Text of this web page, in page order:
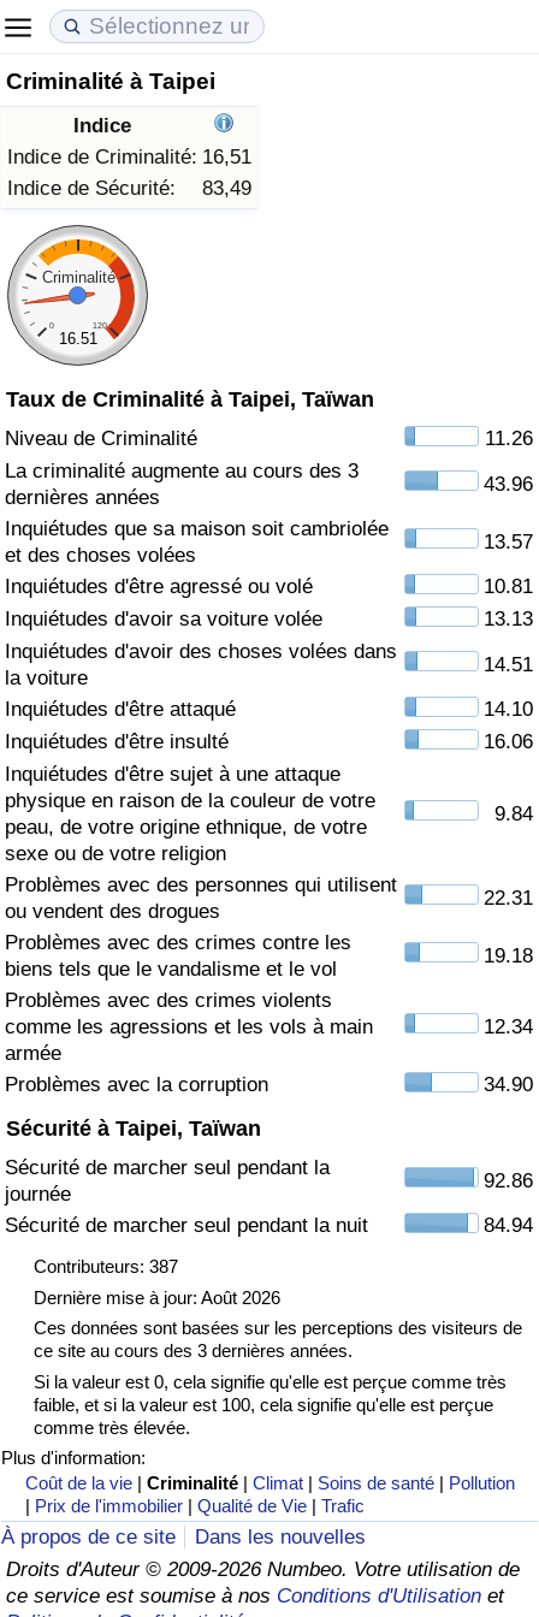
Criminalité à Taipei
Indice
Indice de Criminalité: 16,51
Indice de Sécurité:
83,49
Criminalité
0 120
16.51
Taux de Criminalité à Taipei, Taïwan
Niveau de Criminalité
11.26
La criminalité augmente au cours des 3
dernières années
43.96
Inquiétudes que sa maison soit cambriolée
et des choses volées
13.57
Inquiétudes d'être agressé ou volé
10.81
Inquiétudes d'avoir sa voiture volée
13.13
Inquiétudes d'avoir des choses volées dans
la voiture
14.51
Inquiétudes d'être attaqué
14.10
Inquiétudes d'être insulté
16.06
Inquiétudes d'être sujet à une attaque
physique en raison de la couleur de votre
peau, de votre origine ethnique, de votre
sexe ou de votre religion
9.84
Problèmes avec des personnes qui utilisent
ou vendent des drogues
22.31
Problèmes avec des crimes contre les
biens tels que le vandalisme et le vol
19.18
Problèmes avec des crimes violents
comme les agressions et les vols à main
armée
12.34
Problèmes avec la corruption 34.90
Sécurité à Taipei, Taïwan
Sécurité de marcher seul pendant la
journée
92.86
Sécurité de marcher seul pendant la nuit
84.94
Contributeurs: 387
Dernière mise à jour: Août 2026
Ces données sont basées sur les perceptions des visiteurs de
ce site au cours des 3 dernières années.
Si la valeur est 0, cela signifie qu'elle est perçue comme très
faible, et si la valeur est 100, cela signifie qu'elle est perçue
comme très élevée.
Plus d'information:
Coût de la vie |Criminalité |Climat | Soins de santé | Pollution
| Prix de l'immobilier |Qualité de Vie |Trafic
À propos de ce site
Dans les nouvelles
Droits d'Auteur © 2009-2026 Numbeo. Votre utilisation de
ce service est soumise à nos Conditions d'Utilisation et
Coût de la vie
Indice du Coût de la Vie (Actuel)
Indice du Coût de la Vie
Indice du coût de la vie par pays
à Akaba
Prix de l'immobilier
Indice des Prix de l'immobilier (Actuel)
Indice des Prix de l'immobilier
Indice des Prix de l'immobilier par Pays
Qualité de Vie
Indice de Qualité de Vie
Indice de Qualité de Vie (Actuel)
Indice de qualité de vie par pays
Criminalité
Indice de Criminalité (Actuel)
Indice de Criminalité
Indice de criminalité par pays
Soins de santé
Indice des soins de santé (Actuel)
Indice des soins de santé
Indice des soins de santé par Pays
Pollution
Indice de Pollution (Actuel)
Indice de pollution
Indice de Pollution par Pays
Trafic
Indice de Trafic
Indice de Trafic (Actuel)
Indice de Trafic par Pays